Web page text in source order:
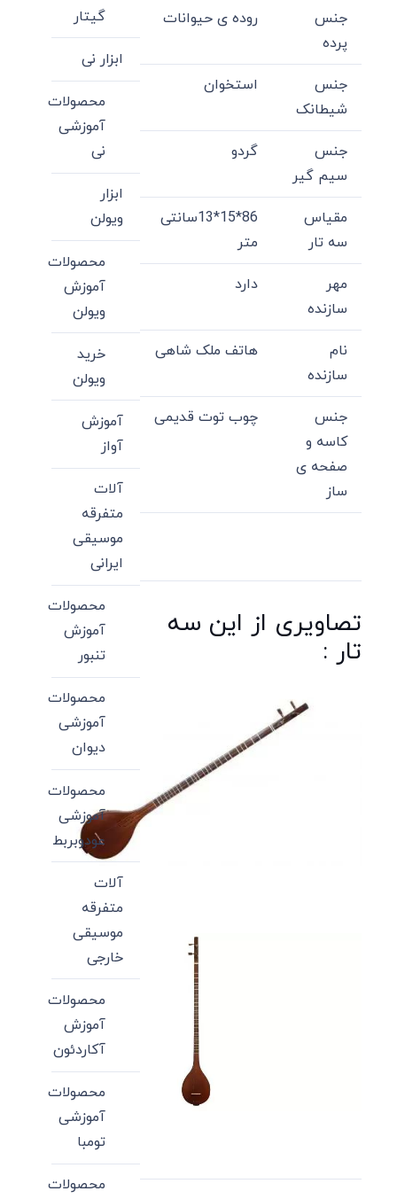
جنس
پرده
روده ی حیوانات
جنس
شیطانک
استخوان
جنس
سیم گیر
گردو
مقیاس
سه تار
86*15*13سانتی
متر
مهر
سازنده
دارد
نام
سازنده
هاتف ملک شاهی
جنس
کاسه و
صفحه ی
ساز
چوب توت قدیمی
تصاویری از این سه
تار :
گیتار
ابزار نی
محصولات
آموزشی
نی
ابزار
ویولن
محصولات
آموزش
ویولن
خرید
ویولن
آموزش
آواز
آلات
متفرقه
موسیقی
ایرانی
محصولات
آموزش
تنبور
محصولات
آموزشی
دیوان
محصولات
آموزشی
عودوبربط
آلات
متفرقه
موسیقی
خارجی
محصولات
آموزش
آکاردئون
محصولات
آموزشی
تومبا
محصولات